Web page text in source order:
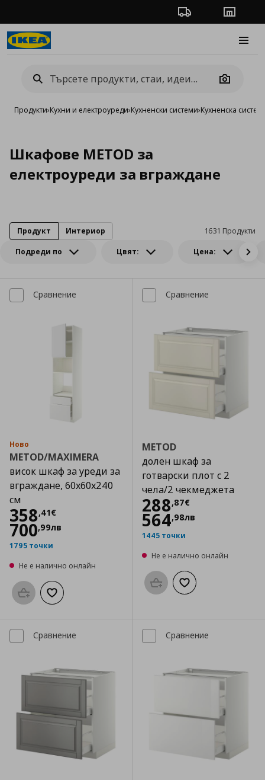
Проследяване на
Camera
Продукти›Кухни и електроуреди›Кухненски системи›Кухненска
Шкафове METOD за
електроуреди за вграждане
Подреди по Цвят: Цена:
1631 Продукти
Продукт Интериор
Сравнение
Ново
METOD/MAXIMERA
висок шкаф за уреди за
вграждане, 60x60x240
см
358,41€
Цена
700,99лв
1795 точки
Не е налично онлайн
Προσθήκη στο καλάθι
Добави към списъка с любими
Сравнение
METOD
долен шкаф за
готварски плот с 2
чела/2 чекмеджета
288,87€
Цена288,87 €
564,98лв
1445 точки
Не е налично онлайн
Προσθήκη στο καλάθι
Добави към
Сравнение Сравнение